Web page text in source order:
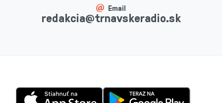
Email
redakcia@trnavskeradio.sk